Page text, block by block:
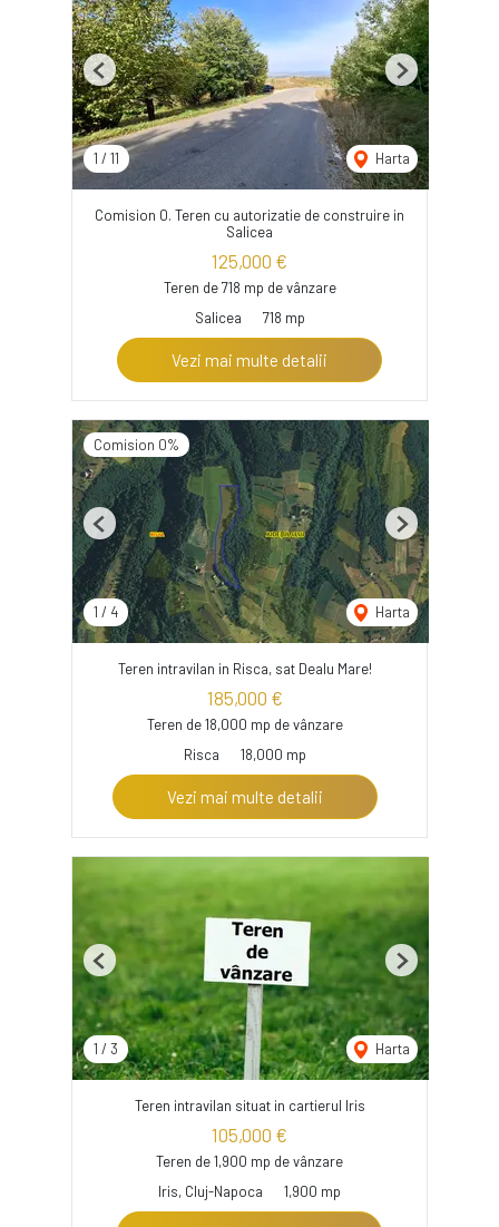
1 / 11 Harta
Previous Next
Comision 0. Teren cu autorizatie de construire in
Salicea
125,000 €
Teren de 718 mp de vânzare
Salicea
718 mp
Vezi mai multe detalii
Comision 0%
1 / 4 Harta
Previous Next
Teren intravilan in Risca, sat Dealu Mare!
185,000 €
Teren de 18,000 mp de vânzare
Risca
18,000 mp
Vezi mai multe detalii
1 / 3 Harta
Previous Next
Teren intravilan situat in cartierul Iris
105,000 €
Teren de 1,900 mp de vânzare
Iris, Cluj-Napoca
1,900 mp